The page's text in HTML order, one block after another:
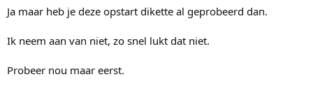
Ja maar heb je deze opstart dikette al geprobeerd dan.
Ik neem aan van niet, zo snel lukt dat niet.
Probeer nou maar eerst.